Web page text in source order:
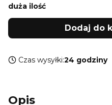
duża ilość
Dodaj do
Czas wysyłki:24 godziny
Opis